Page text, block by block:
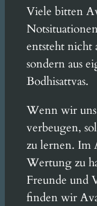
Viele bitten
entsteht nicht
sondern aus
Bodhisattvas.
Wenn wir
verbeugen,
zu lernen. Im
Wertung zu
Freunde und
finden wir